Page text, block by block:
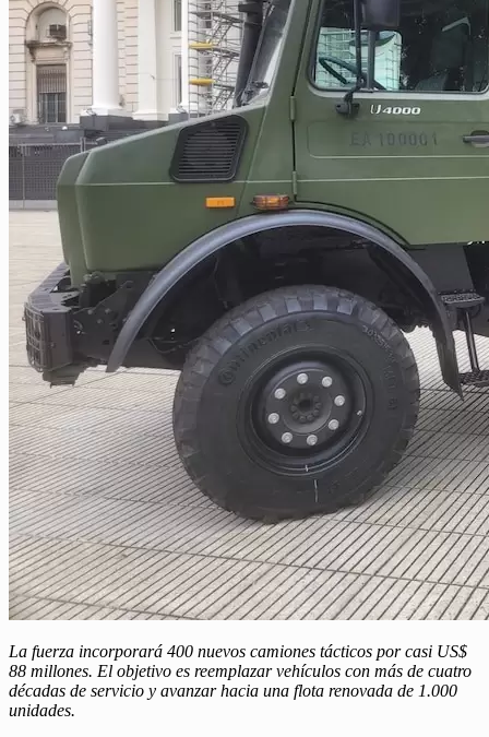
La fuerza incorporará 400 nuevos camiones tácticos por casi US$
88 millones. El objetivo es reemplazar vehículos con más de cuatro
décadas de servicio y avanzar hacia una flota renovada de 1.000
unidades.